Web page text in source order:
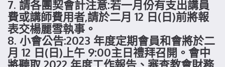
7. 請各團契會計注意:若一月份有支出講員
費或講師費用者,請於二月 12 日(日)前將報
表交楊麗雪執事。
8. 小會公告:2023 年度定期會員和會將於二
月 12 日(日)上午 9:00主日禮拜召開。會中
將聽取 2022 年度工作報告、審查教會財務